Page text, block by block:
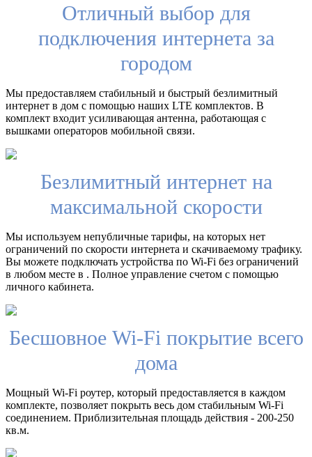
Отличный выбор для
подключения интернета за
городом
Мы предоставляем стабильный и быстрый безлимитный
интернет в дом с помощью наших LTE комплектов. В
комплект входит усиливающая антенна, работающая с
вышками операторов мобильной связи.
Безлимитный интернет на
максимальной скорости
Мы используем непубличные тарифы, на которых нет
ограничений по скорости интернета и скачиваемому трафику.
Вы можете подключать устройства по Wi-Fi без ограничений
в любом месте в . Полное управление счетом с помощью
личного кабинета.
Бесшовное Wi-Fi покрытие всего
дома
Мощный Wi-Fi роутер, который предоставляется в каждом
комплекте, позволяет покрыть весь дом стабильным Wi-Fi
соединением. Приблизительная площадь действия - 200-250
кв.м.